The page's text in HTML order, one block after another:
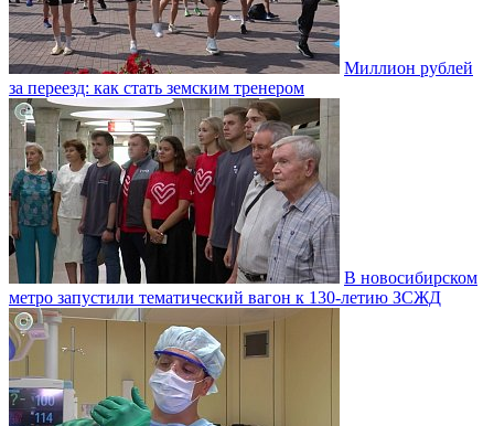
Миллион рублей
за переезд: как стать земским тренером
В новосибирском
метро запустили тематический вагон к 130-летию ЗСЖД